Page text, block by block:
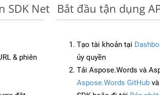
SDK Net
& phiên
Bắt đầu tận dụng
Tạo tài khoản tại
ủy quyền
Tải Aspose.Words và
Aspose.Words GitHub và